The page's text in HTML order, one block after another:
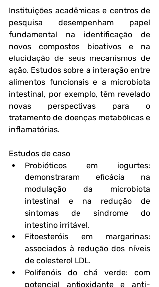
Instituições acadêmicas e centros de
pesquisa desempenham papel
fundamental na identificação de
novos compostos bioativos e na
elucidação de seus mecanismos de
ação. Estudos sobre a interação entre
alimentos funcionais e a microbiota
intestinal, por exemplo, têm revelado
novas perspectivas para o
tratamento de doenças metabólicas e
inflamatórias.
Estudos de caso
Probióticos em iogurtes:
demonstraram eficácia na
modulação da microbiota
intestinal e na redução de
sintomas de síndrome do
intestino irritável.
Fitoesteróis em margarinas:
associados à redução dos níveis
de colesterol LDL.
Polifenóis do chá verde: com
potencial antioxidante e anti-